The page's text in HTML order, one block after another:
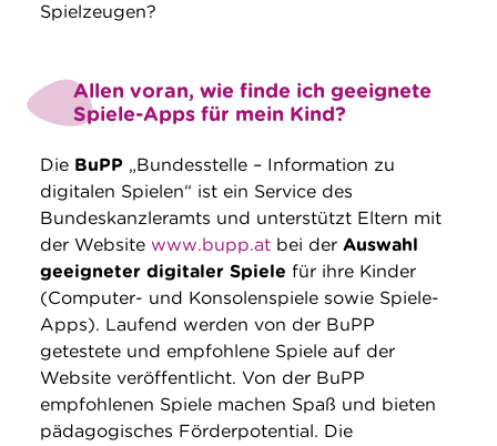
Spielzeugen?
Allen voran, wie finde ich geeignete
Spiele-Apps für mein Kind?
Die BuPP „Bundesstelle – Information zu
digitalen Spielen“ ist ein Service des
Bundeskanzleramts und unterstützt Eltern mit
der Website www.bupp.at bei der Auswahl
geeigneter digitaler Spiele für ihre Kinder
(Computer- und Konsolenspiele sowie Spiele-
Apps). Laufend werden von der BuPP
getestete und empfohlene Spiele auf der
Website veröffentlicht. Von der BuPP
empfohlenen Spiele machen Spaß und bieten
pädagogisches Förderpotential. Die